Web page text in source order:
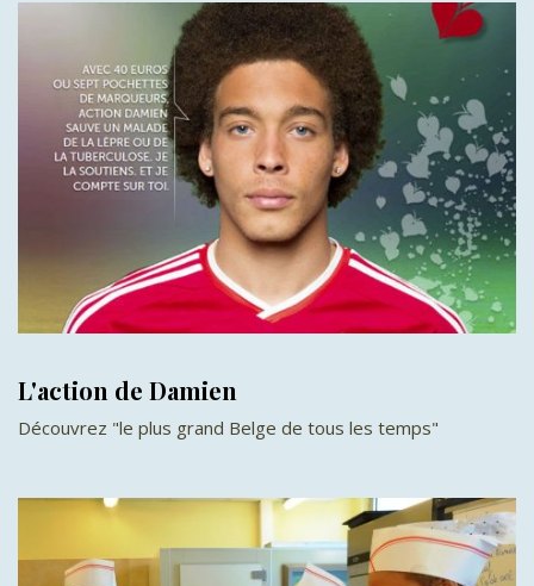
L'action de Damien
Découvrez "le plus grand Belge de tous les temps"